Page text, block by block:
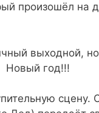
произошёл на
выходной,
Новый год!!!
сцену.